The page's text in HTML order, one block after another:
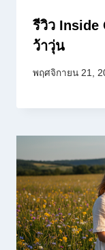
รีวิว
ว้าวุ่น
พฤศจิกายน 21,